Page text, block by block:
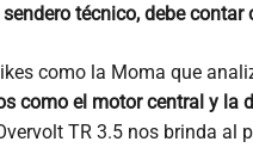
técnico, debe
como la Moma que
como el motor central y la
TR 3.5 nos brinda al